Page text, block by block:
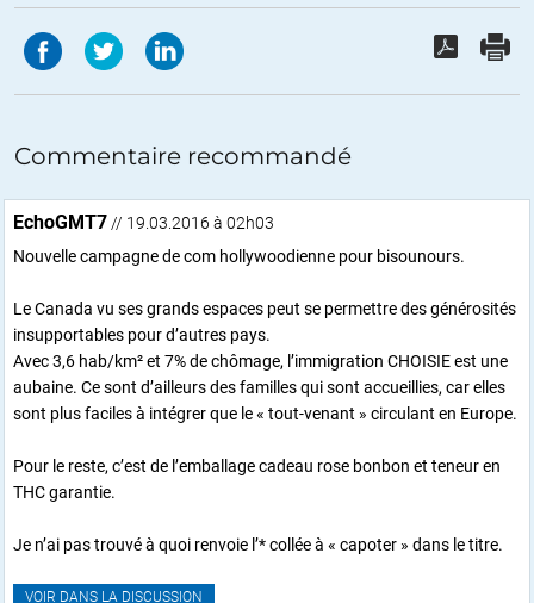
Commentaire recommandé
EchoGMT7 // 19.03.2016 à 02h03
Nouvelle campagne de com hollywoodienne pour bisounours.
Le Canada vu ses grands espaces peut se permettre des générosités
insupportables pour d’autres pays.
Avec 3,6 hab/km² et 7% de chômage, l’immigration CHOISIE est une
aubaine. Ce sont d’ailleurs des familles qui sont accueillies, car elles
sont plus faciles à intégrer que le « tout-venant » circulant en Europe.
Pour le reste, c’est de l’emballage cadeau rose bonbon et teneur en
THC garantie.
Je n’ai pas trouvé à quoi renvoie l’* collée à « capoter » dans le titre.
VOIR DANS LA DISCUSSION